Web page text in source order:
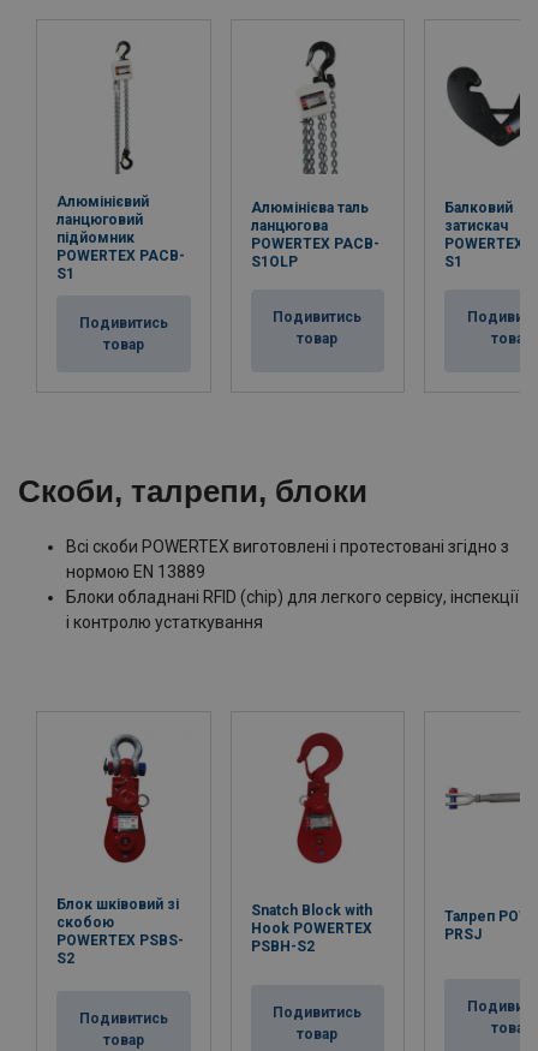
Алюмінієвий
ланцюговий
підйомник
POWERTEX PACB-
S1
Подивитись
товар
Алюмінієва таль
ланцюгова
POWERTEX PACB-
S1OLP
Подивитись
товар
Балковий
затискач
POWERTEX
S1
товар
Скоби, талрепи, блоки
Всі скоби POWERTEX виготовлені і протестовані згідно з
нормою EN 13889
Блоки обладнані RFID (chip) для легкого сервісу, інспекції
і контролю устаткування
Блок шківовий зі
скобою
POWERTEX PSBS-
S2
Подивитись
товар
Snatch Block with
Hook POWERTEX
PSBH-S2
Подивитись
товар
Талреп
PRSJ
товар